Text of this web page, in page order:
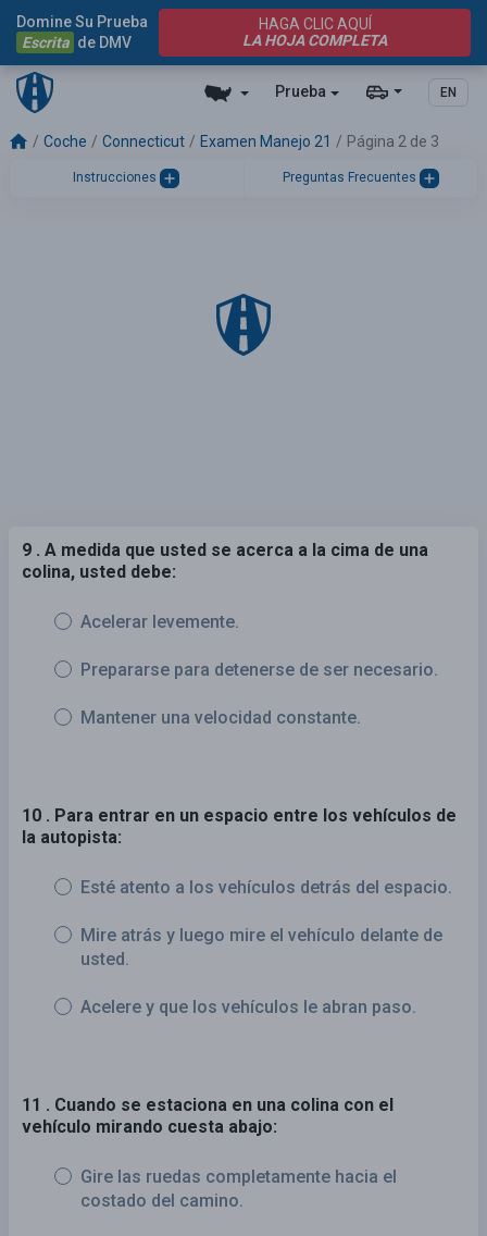
Prueba EN
Domine Su Prueba
Escrita de DMV
HAGA CLIC AQUÍ
LA HOJA COMPLETA
Coche Connecticut Examen Manejo 21 Página 2 de 3
Instrucciones Preguntas Frecuentes
9 . A medida que usted se acerca a la cima de una
colina, usted debe:
Acelerar levemente.
Prepararse para detenerse de ser necesario.
Mantener una velocidad constante.
10 . Para entrar en un espacio entre los vehículos de
la autopista:
Esté atento a los vehículos detrás del espacio.
Mire atrás y luego mire el vehículo delante de
usted.
Acelere y que los vehículos le abran paso.
11 . Cuando se estaciona en una colina con el
vehículo mirando cuesta abajo:
Gire las ruedas completamente hacia el
costado del camino.